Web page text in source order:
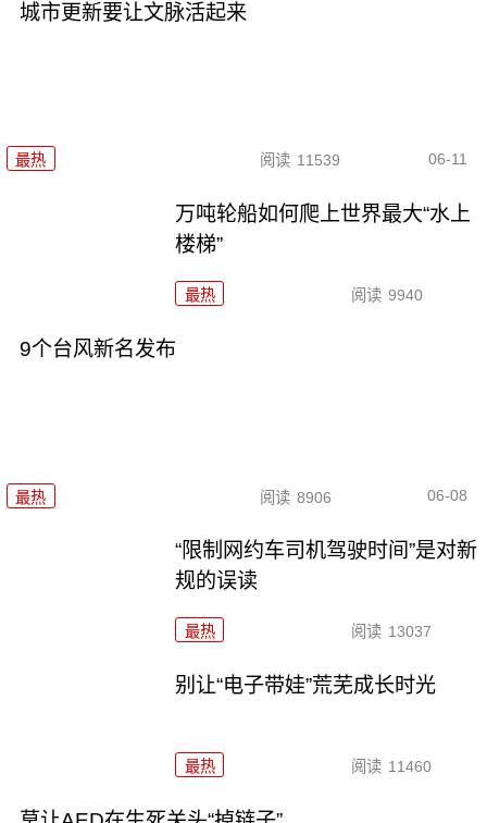
城市更新要让文脉活起来
最热 阅读 11539 06-11
万吨轮船如何爬上世界最大“水上
楼梯”
最热 阅读 9940
9个台风新名发布
最热 阅读 8906 06-08
“限制网约车司机驾驶时间”是对新
规的误读
最热 阅读 13037
别让“电子带娃”荒芜成长时光
最热 阅读 11460